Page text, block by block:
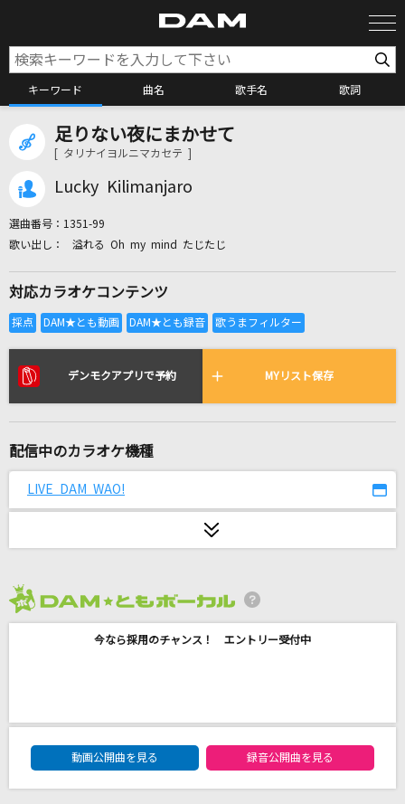
キーワード 曲名 歌手名 歌詞
カラオケ検索
カラオケ店舗検索
全国りれき
リアルタイムで歌われている曲の一覧
mao
DAYS of DASH
back number
[生音]サヨナラ
X JAPAN (X)
3%
足りない夜にまかせて
[ タリナイヨルニマカセテ ]
Lucky Kilimanjaro
選曲番号： 1351-99
溢れる Oh my mind たじたじ
対応カラオケコンテンツ
デンモクアプリで予約 MYリスト保存
配信中のカラオケ機種
LIVE DAM WAO!
今なら採用のチャンス！ エントリー受付中
DAM★ともボーカルエントリーランキング
動画公開曲を見る
録音公開曲を見る